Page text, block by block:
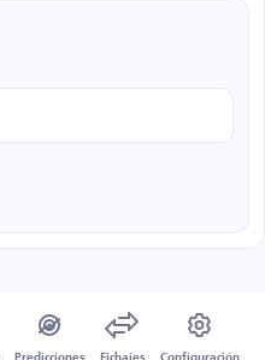
Predicciones Fichajes Configuración